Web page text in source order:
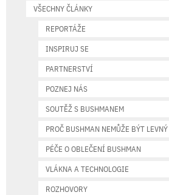
VŠECHNY ČLÁNKY
REPORTÁŽE
INSPIRUJ SE
PARTNERSTVÍ
POZNEJ NÁS
SOUTĚŽ S BUSHMANEM
PROČ BUSHMAN NEMŮŽE BÝT LEVNÝ
PÉČE O OBLEČENÍ BUSHMAN
VLÁKNA A TECHNOLOGIE
ROZHOVORY